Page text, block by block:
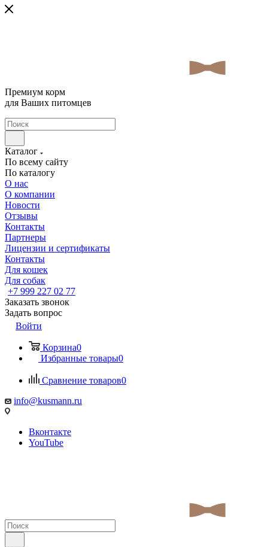
Премиум корм
для Ваших питомцев
Каталог
По всему сайту
По каталогу
О нас
О компании
Новости
Отзывы
Контакты
Партнеры
Лицензии и сертификаты
Контакты
Для кошек
Для собак
+7 999 227 02 77
Заказать звонок
Задать вопрос
Войти
Корзина0
Избранные товары0
Сравнение товаров0
info@kusmann.ru
Вконтакте
YouTube